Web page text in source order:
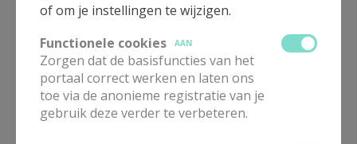
De heer Cantaert
Brusselsesteenweg 11 b 4
1850 Grimbergen
0471 36 23 70
Stuur een mailtje
of om je instellingen te wijzigen.
Functionele cookies
AAN
Zorgen dat de basisfuncties van het
portaal correct werken en laten ons
toe via de anonieme registratie van je
gebruik deze verder te verbeteren.